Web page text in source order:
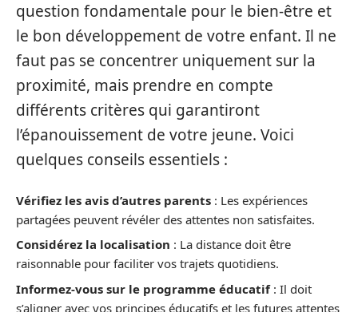
question fondamentale pour le bien-être et
le bon développement de votre enfant. Il ne
faut pas se concentrer uniquement sur la
proximité, mais prendre en compte
différents critères qui garantiront
l’épanouissement de votre jeune. Voici
quelques conseils essentiels :
Vérifiez les avis d’autres parents : Les expériences
partagées peuvent révéler des attentes non satisfaites.
Considérez la localisation : La distance doit être
raisonnable pour faciliter vos trajets quotidiens.
Informez-vous sur le programme éducatif: Il doit
s’aligner avec vos principes éducatifs et les futures attentes